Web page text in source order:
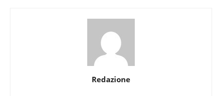
Redazione